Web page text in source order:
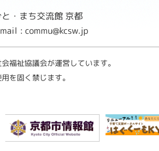
と・まち交流館 京都
: commu@kcsw.jp
福祉協議会が運営しています。
を固く禁じます。